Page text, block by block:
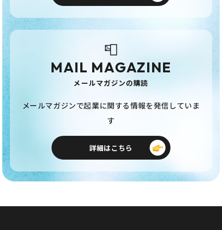
📮
MAIL MAGAZINE
メールマガジンの購読
メールマガジンで起業に関する情報を発信していま
す
詳細はこちら